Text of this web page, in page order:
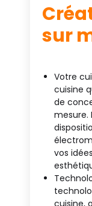
sur
Votre
cuisine
de
mesure.
vos
cuisine,